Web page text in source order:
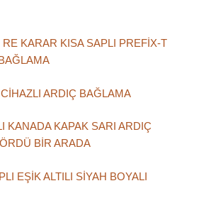
KARAR KISA SAPLI PREFİX-T
ARDIÇ BAĞLAMA
KANADA KAPAK SARI ARDIÇ
BİR ARADA
EŞİK ALTILI SİYAH BOYALI